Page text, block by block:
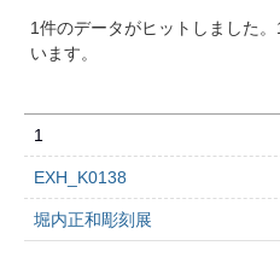
1件のデータがヒットしました
います。
1
EXH_K0138
堀内正和彫刻展